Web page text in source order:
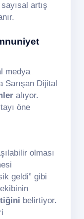
artış
medya
Sarışan Dijital
alıyor.
öne
olması
geldi” gibi
belirtiyor.